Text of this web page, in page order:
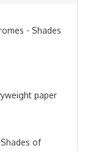
- Shades
paper
of